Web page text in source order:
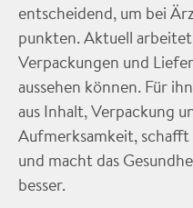
entscheidend, um bei
punkten. Aktuell
Verpackungen und
aussehen können. Für
aus Inhalt, Verpackung
Aufmerksamkeit,
und macht das
besser.